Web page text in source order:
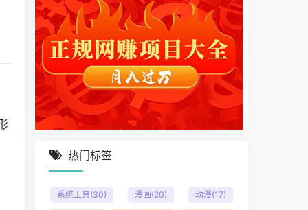
热门标签
系统工具(30) 漫画(20) 动漫(17)